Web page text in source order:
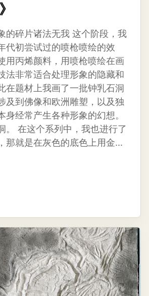
的碎片诸法无我 这个阶段，我
代初尝试过的喷枪喷绘的效
用丙烯颜料，用喷枪喷绘在画
法非常适合处理形象的隐藏和
在题材上我画了一批钟乳石洞
及到佛像和欧洲雕塑，以及独
身经常产生各种形象的幻想。
。 在这个系列中，我也进行了
那就是在灰色的底色上用金...